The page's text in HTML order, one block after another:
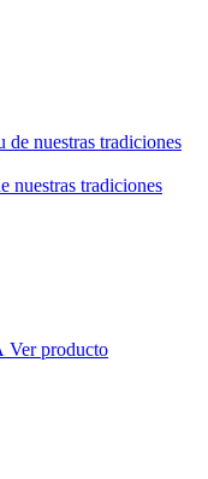
nuestras tradiciones
Ver producto